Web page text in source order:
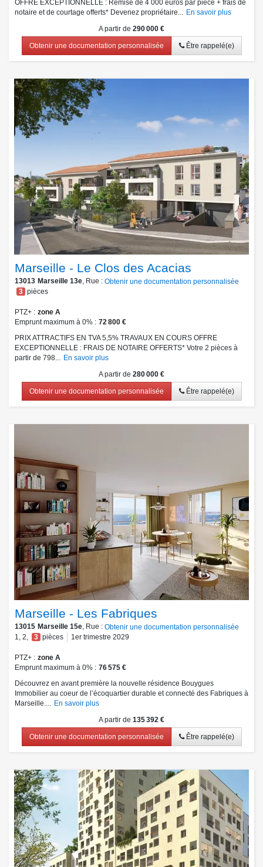
OFFRE EXCEPTIONNELLE : Remise de 4 000 euros par pièce + frais de
notaire et de courtage offerts* Devenez propriétaire... En savoir plus
A partir de 290 000 €
Obtenir une documentation personnalisée Être rappelé(e)
Marseille - Le Clos des Acacias
13013 Marseille 13e, Rue : Obtenir une documentation personnalisée
3 pièces
PTZ+
zone A
Emprunt maximum à 0%
72 800 €
PRIX ATTRACTIFS EN TVA 5,5% TRAVAUX EN COURS OFFRE
EXCEPTIONNELLE : FRAIS DE NOTAIRE OFFERTS* Votre 2 pièces à
partir de 798... En savoir plus
A partir de 280 000 €
Obtenir une documentation personnalisée Être rappelé(e)
Marseille - Les Fabriques
13015 Marseille 15e, Rue : Obtenir une documentation personnalisée
1, 2, 3 pièces 1er trimestre 2029
PTZ+
zone A
Emprunt maximum à 0%
76 575 €
Découvrez en avant première la nouvelle résidence Bouygues
Immobilier au coeur de l’écoquartier durable et connecté des Fabriques à
Marseille.... En savoir plus
A partir de 135 392 €
Obtenir une documentation personnalisée Être rappelé(e)